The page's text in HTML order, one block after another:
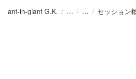
ant-in-giant G.K. / / / セッション